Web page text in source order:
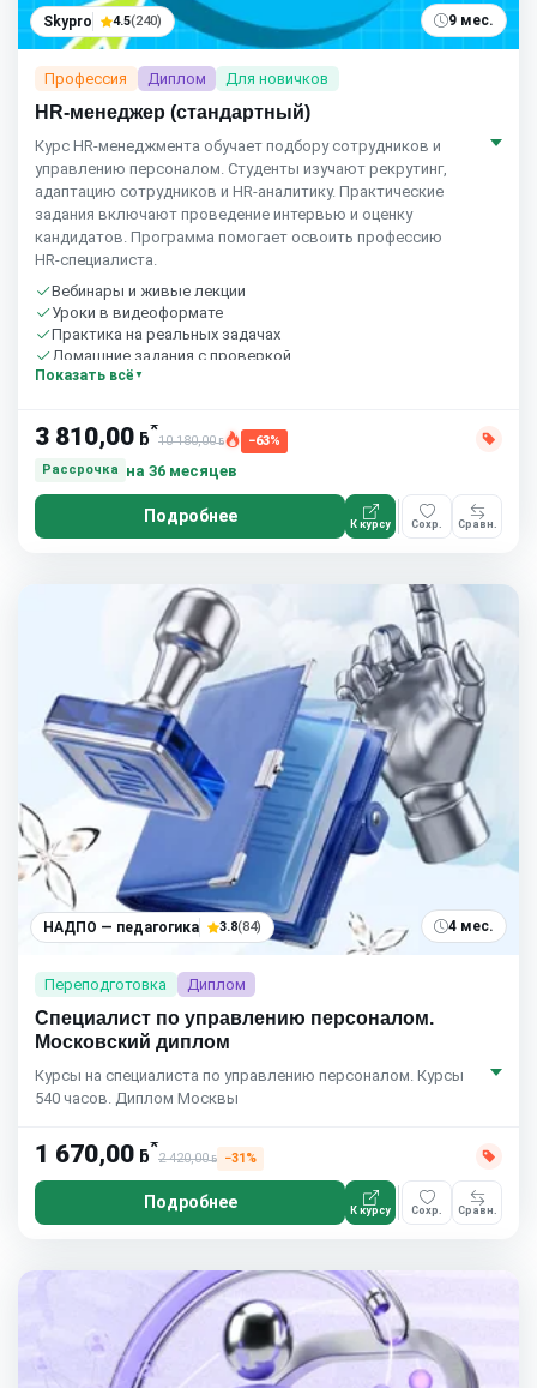
Skypro 4.5(240) 9 мес.
Профессия Диплом Для новичков
HR-менеджер (стандартный)
Курс HR‑менеджмента обучает подбору сотрудников и
управлению персоналом. Студенты изучают рекрутинг,
адаптацию сотрудников и HR‑аналитику. Практические
задания включают проведение интервью и оценку
кандидатов. Программа помогает освоить профессию
HR‑специалиста.
Вебинары и живые лекции
Уроки в видеоформате
Практика на реальных задачах
Домашние задания с проверкой
Сообщество студентов
Показать всё
3 810,00 ƃ*
10 180,00ƃ
−63%
Рассрочка
на 36 месяцев
Подробнее К курсу Сохр. Сравн.
НАДПО — педагогика 3.8(84) 4 мес.
Переподготовка Диплом
Специалист по управлению персоналом.
Московский диплом
Курсы на специалиста по управлению персоналом. Курсы
540 часов. Диплом Москвы
1 670,00 ƃ*
2 420,00ƃ −31%
Подробнее К курсу Сохр. Сравн.